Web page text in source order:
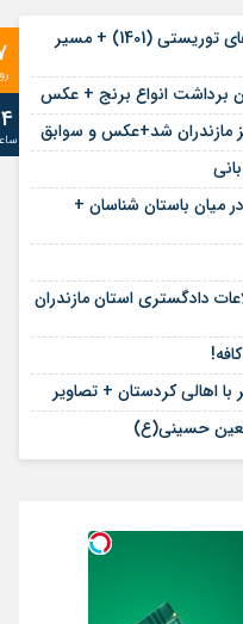
نقشه گردشگری مازندران و جاذبه های توریستی (1401) + مسیر
برداشت انواع برنج + عکس
مازندران شد+عکس و سوابق
میان باستان شناسان +
دادگستری استان مازندران
حسینی(ع)